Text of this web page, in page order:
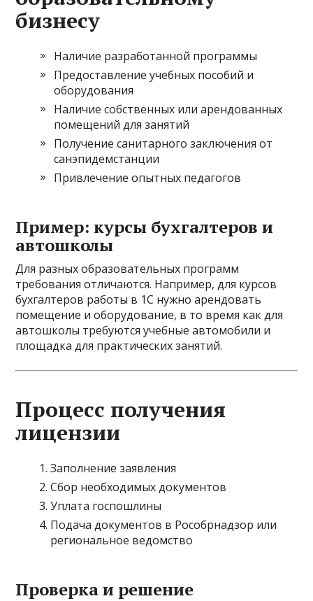
бизнесу
Наличие разработанной программы
Предоставление учебных пособий и
оборудования
Наличие собственных или арендованных
помещений для занятий
Получение санитарного заключения от
санэпидемстанции
Привлечение опытных педагогов
Пример: курсы бухгалтеров и
автошколы
Для разных образовательных программ
требования отличаются. Например, для курсов
бухгалтеров работы в 1С нужно арендовать
помещение и оборудование, в то время как для
автошколы требуются учебные автомобили и
площадка для практических занятий.
Процесс получения
лицензии
Заполнение заявления
Сбор необходимых документов
Уплата госпошлины
Подача документов в Рособрнадзор или
региональное ведомство
Проверка и решение